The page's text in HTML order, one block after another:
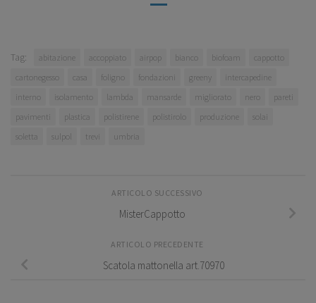
Tag: abitazione accoppiato airpop bianco biofoam
cappotto
cartonegesso
casa foligno fondazioni greeny
intercapedine
interno
isolamento lambda mansarde migliorato nero
pareti
pavimenti
plastica polistirene polistirolo produzione
solai
soletta
sulpol trevi umbria
ARTICOLO SUCCESSIVO
MisterCappotto
ARTICOLO PRECEDENTE
Scatola mattonella art.70970